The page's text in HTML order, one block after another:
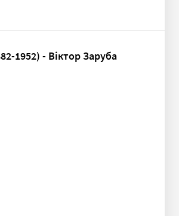
1952) - Віктор Заруба